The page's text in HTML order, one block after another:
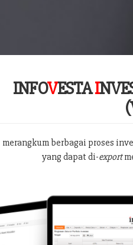
INFOVESTAI
merangkum berbagai proses
yang dapat di-export